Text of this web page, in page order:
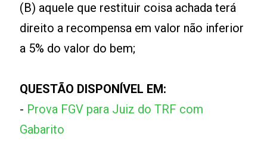
(B) aquele que restituir coisa achada terá
direito a recompensa em valor não inferior
a 5% do valor do bem;
QUESTÃO DISPONÍVEL EM:
- Prova FGV para Juiz do TRF com
Gabarito